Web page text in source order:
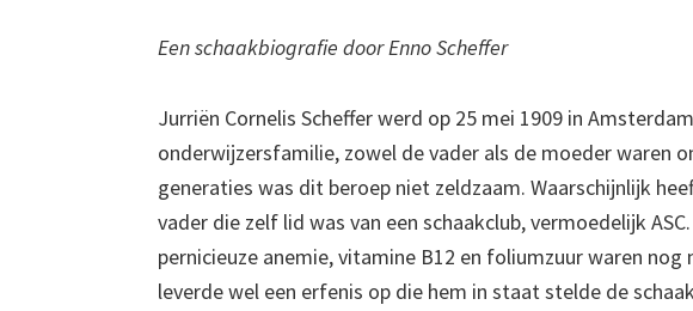
Een schaakbiografie door Enno Scheffer
Jurriën Cornelis Scheffer werd op 25 mei 1909 in
onderwijzersfamilie, zowel de vader als de moeder waren
generaties was dit beroep niet zeldzaam. Waarschijnlijk
vader die zelf lid was van een schaakclub, vermoedelijk
pernicieuze anemie, vitamine B12 en foliumzuur waren
leverde wel een erfenis op die hem in staat stelde de